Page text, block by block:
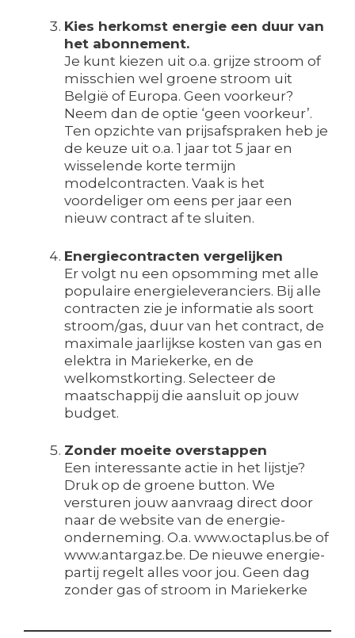
Kies herkomst energie een duur van
het abonnement.
Je kunt kiezen uit o.a. grijze stroom of
misschien wel groene stroom uit
België of Europa. Geen voorkeur?
Neem dan de optie ‘geen voorkeur’.
Ten opzichte van prijsafspraken heb je
de keuze uit o.a. 1 jaar tot 5 jaar en
wisselende korte termijn
modelcontracten. Vaak is het
voordeliger om eens per jaar een
nieuw contract af te sluiten.
Energiecontracten vergelijken
Er volgt nu een opsomming met alle
populaire energieleveranciers. Bij alle
contracten zie je informatie als soort
stroom/gas, duur van het contract, de
maximale jaarlijkse kosten van gas en
elektra in Mariekerke, en de
welkomstkorting. Selecteer de
maatschappij die aansluit op jouw
budget.
Zonder moeite overstappen
Een interessante actie in het lijstje?
Druk op de groene button. We
versturen jouw aanvraag direct door
naar de website van de energie-
onderneming. O.a. www.octaplus.be of
www.antargaz.be. De nieuwe energie-
partij regelt alles voor jou. Geen dag
zonder gas of stroom in Mariekerke